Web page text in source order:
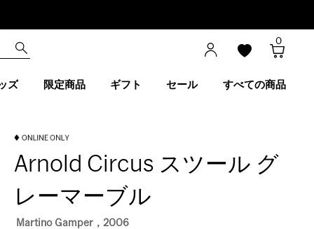
0
ズ 限定商品 ギフト セール すべての商品
Arnold Circus スツール グ
レーマーブル
Martino Gamper，2006